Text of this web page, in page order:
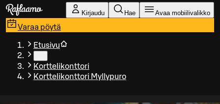
Siirry pääsisältöön
Kirjaudu Hae Avaa mobiilivalikko
Varaa pöytä
Etusivu
Korttelikonttori
Korttelikonttori Myllypuro